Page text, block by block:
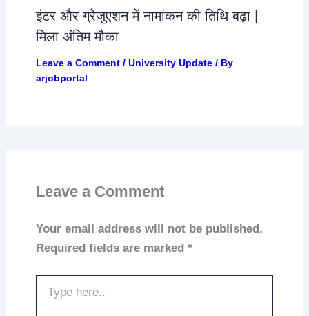
इंटर और ग्रेजुएशन में नामांकन की तिथि बढ़ा |
मिला अंतिम मौका
Leave a Comment / University Update/ By
arjobportal
Leave a Comment
Your email address will not be published.
Required fields are marked *
here..